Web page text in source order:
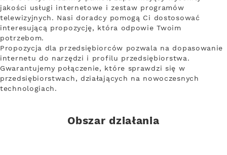
jakości usługi internetowe i zestaw programów
telewizyjnych. Nasi doradcy pomogą Ci dostosować
interesującą propozycję, która odpowie Twoim
potrzebom.
Propozycja dla przedsiębiorców pozwala na dopasowanie
internetu do narzędzi i profilu przedsiębiorstwa.
Gwarantujemy połączenie, które sprawdzi się w
przedsiębiorstwach, działających na nowoczesnych
technologiach.
Obszar działania